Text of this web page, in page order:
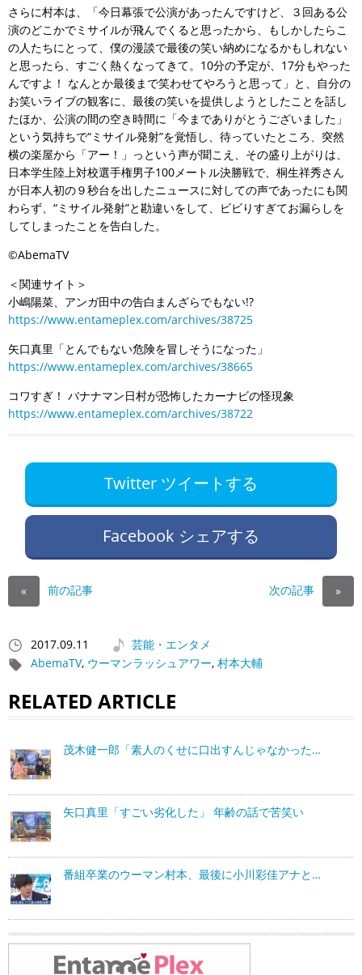
さらに村本は、「今日幕張で公演があったんですけど、３回ある公
演のどこかでミサイルが飛んでくると思ったから、もしかしたらこ
の人たちにとって、僕の漫談で最後の笑い納めになるかもしれない
と思ったら、すごく熱くなってきて。10分の予定が、17分もやった
んですよ！ なんとか最後まで笑わせてやろうと思って」と、自分の
お笑いライブの観客に、最後の笑いを提供しようとしたことを話し
たほか、公演の間の空き時間に「今までありがとうございました」
という気持ちで“ミサイル発射”を覚悟し、待っていたところ、突然
横の楽屋から「アー！」っという声が聞こえ、その盛り上がりは、
日本学生陸上対校選手権男子100メートル決勝戦で、桐生祥秀さん
が日本人初の９秒台を出したニュースに対しての声であったにも関
わらず、“ミサイル発射”と勘違いをして、ビビりすぎてお漏らしを
してしまったことを告白した。
©AbemaTV
＜関連サイト＞
小嶋陽菜、アンガ田中の告白まんざらでもない!?
https://www.entameplex.com/archives/38725
矢口真里「とんでもない危険を冒しそうになった」
https://www.entameplex.com/archives/38665
コワすぎ！ バナナマン日村が恐怖したカーナビの怪現象
https://www.entameplex.com/archives/38722
Twitter ツイートする
Facebook シェアする
« 前の記事 次の記事 »
2017.09.11
芸能・エンタメ
AbemaTV, ウーマンラッシュアワー, 村本大輔
RELATED ARTICLE
茂木健一郎「素人のくせに口出すんじゃなかった…
矢口真里「すごい劣化した」 年齢の話で苦笑い
番組卒業のウーマン村本、最後に小川彩佳アナと…